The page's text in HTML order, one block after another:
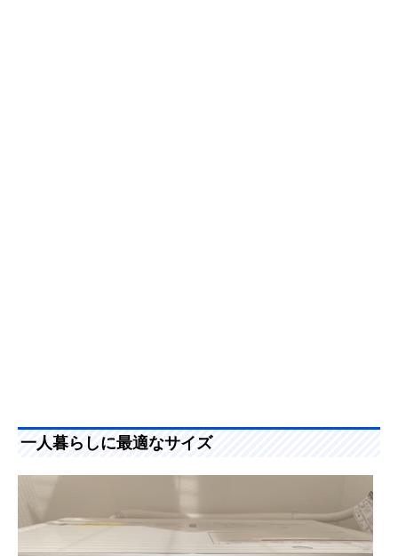
一人暮らしに最適なサイズ